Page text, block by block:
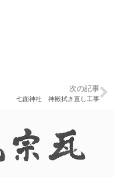
次の記事
七面神社 神殿拭き直し工事